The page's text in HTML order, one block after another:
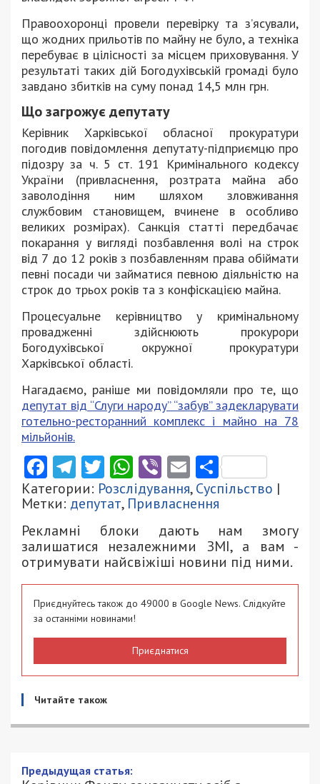
Правоохоронці провели перевірку та з’ясували,
що жодних прильотів по майну не було, а техніка
перебуває в цілісності за місцем приховування. У
результаті таких дій Богодухівській громаді було
завдано збитків на суму понад 14,5 млн грн.
Що загрожує депутату
Керівник Харківської обласної прокуратури
погодив повідомлення депутату-підприємцю про
підозру за ч. 5 ст. 191 Кримінального кодексу
України (привласнення, розтрата майна або
заволодіння ним шляхом зловживання
службовим становищем, вчинене в особливо
великих розмірах). Санкція статті передбачає
покарання у вигляді позбавлення волі на строк
від 7 до 12 років з позбавленням права обіймати
певні посади чи займатися певною діяльністю на
строк до трьох років та з конфіскацією майна.
Процесуальне керівництво у кримінальному
провадженні здійснюють прокурори
Богодухівської окружної прокуратури
Харківської області.
Нагадаємо, раніше ми повідомляли про те, що
депутат від “Слуги народу” “забув” задекларувати
готельно-ресторанний комплекс і майно на 78
мільйонів.
Facebook
Telegram
Twitter
WhatsApp
ViberEmail
Категории: Розслідування,Суспільство |
Метки: депутат, Привласнення
Рекламні блоки дають нам змогу
залишатися незалежними ЗМІ, а вам -
отримувати найсвіжіші новини під ними.
Приєднуйтесь також до 49000 в Google News. Слідкуйте
за останніми новинами!
Приєднатися
Читайте також
Керівник Фонду соцзахисту осіб з